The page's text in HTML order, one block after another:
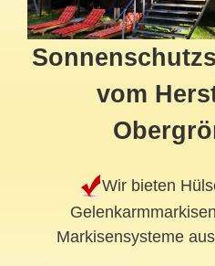
vom
Wir bieten
Markisensysteme